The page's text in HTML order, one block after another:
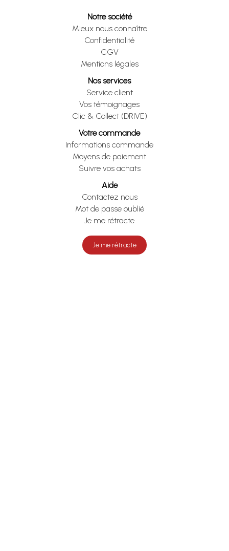
Notre société
Mieux nous connaître
Confidentialité
CGV
Mentions légales
Nos services
Service client
Vos témoignages
Clic & Collect (DRIVE)
Votre commande
Informations commande
Moyens de paiement
Suivre vos achats
Aide
Contactez nous
Mot de passe oublié
Je me rétracte
Je me rétracte